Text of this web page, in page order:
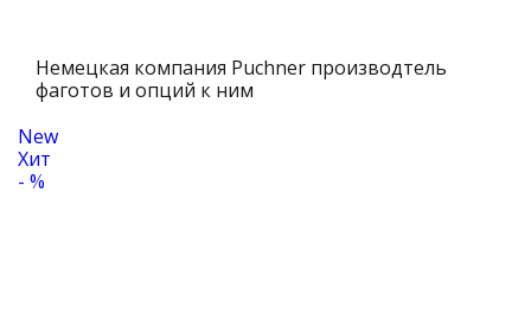
Немецкая компания Puchner производтель
фаготов и опций к ним
New
Хит
- %